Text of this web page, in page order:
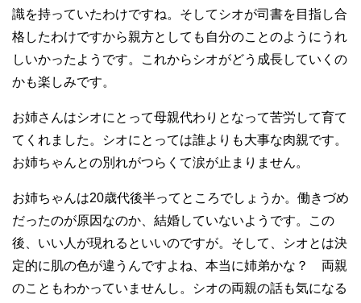
識を持っていたわけですね。そしてシオが司書を目指し合
格したわけですから親方としても自分のことのようにうれ
しいかったようです。これからシオがどう成長していくの
かも楽しみです。
お姉さんはシオにとって母親代わりとなって苦労して育て
てくれました。シオにとっては誰よりも大事な肉親です。
お姉ちゃんとの別れがつらくて涙が止まりません。
お姉ちゃんは20歳代後半ってところでしょうか。働きづめ
だったのが原因なのか、結婚していないようです。この
後、いい人が現れるといいのですが。そして、シオとは決
定的に肌の色が違うんですよね、本当に姉弟かな？ 両親
のこともわかっていませんし。シオの両親の話も気になる